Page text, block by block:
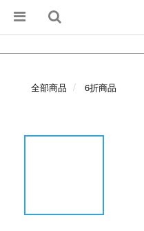
全部商品 6折商品